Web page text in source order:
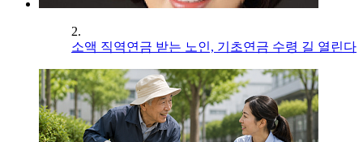
2.
소액 직역연금 받는 노인, 기초연금 수령 길 열린다